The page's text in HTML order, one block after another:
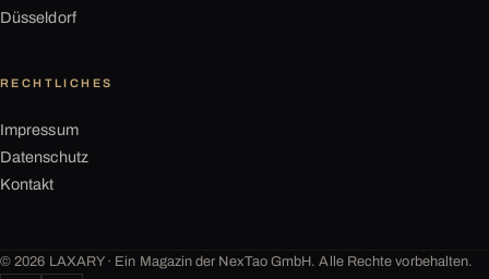
Düsseldorf
RECHTLICHES
Impressum
Datenschutz
Kontakt
©2026 LAXARY · Ein Magazin der NexTao GmbH. Alle Rechte vorbehalten.